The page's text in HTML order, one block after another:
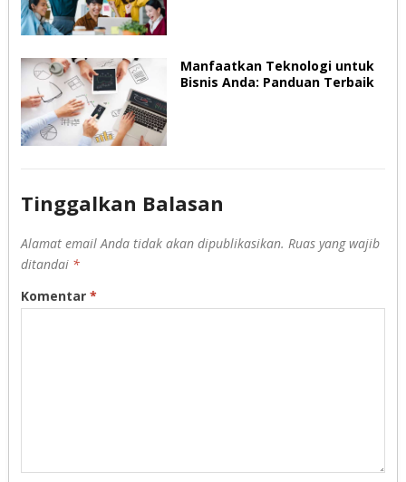
Manfaatkan Teknologi untuk
Bisnis Anda: Panduan Terbaik
Tinggalkan Balasan
Alamat email Anda tidak akan dipublikasikan. Ruas yang wajib
ditandai *
Komentar *